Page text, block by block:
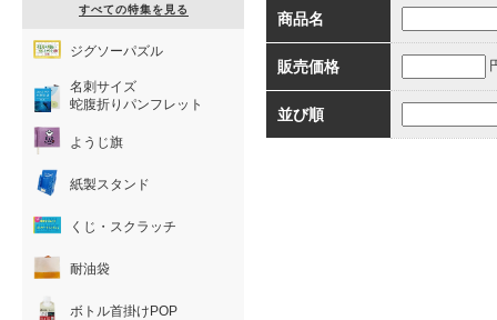
商品名
販売価格
並び順
すべての特集を見る
ジグソーパズル
名刺サイズ
蛇腹折りパンフレット
ようじ旗
紙製スタンド
くじ・スクラッチ
耐油袋
ボトル首掛けPOP